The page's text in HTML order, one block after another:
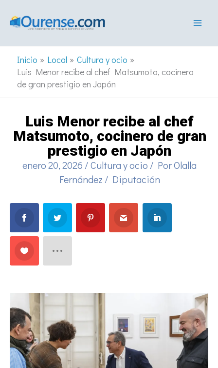
Inicio Local
Cultura y ocio
Luis Menor recibe al chef Matsumoto, cocinero
de gran prestigio en Japón
Luis Menor recibe al chef
Matsumoto, cocinero de gran
prestigio en Japón
enero 20, 2026 /Cultura y ocio / PorOlalla
Fernández / Diputación